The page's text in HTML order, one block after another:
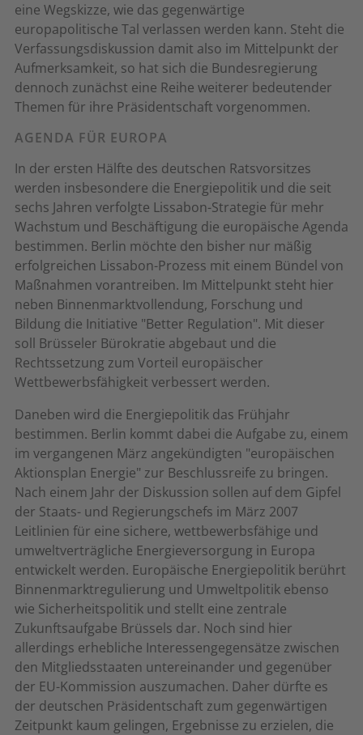
eine Wegskizze, wie das gegenwärtige
europapolitische Tal verlassen werden kann. Steht die
Verfassungsdiskussion damit also im Mittelpunkt der
Aufmerksamkeit, so hat sich die Bundesregierung
dennoch zunächst eine Reihe weiterer bedeutender
Themen für ihre Präsidentschaft vorgenommen.
AGENDA FÜR EUROPA
In der ersten Hälfte des deutschen Ratsvorsitzes
werden insbesondere die Energiepolitik und die seit
sechs Jahren verfolgte Lissabon-Strategie für mehr
Wachstum und Beschäftigung die europäische Agenda
bestimmen. Berlin möchte den bisher nur mäßig
erfolgreichen Lissabon-Prozess mit einem Bündel von
Maßnahmen vorantreiben. Im Mittelpunkt steht hier
neben Binnenmarktvollendung, Forschung und
Bildung die Initiative "Better Regulation". Mit dieser
soll Brüsseler Bürokratie abgebaut und die
Rechtssetzung zum Vorteil europäischer
Wettbewerbsfähigkeit verbessert werden.
Daneben wird die Energiepolitik das Frühjahr
bestimmen. Berlin kommt dabei die Aufgabe zu, einem
im vergangenen März angekündigten "europäischen
Aktionsplan Energie" zur Beschlussreife zu bringen.
Nach einem Jahr der Diskussion sollen auf dem Gipfel
der Staats- und Regierungschefs im März 2007
Leitlinien für eine sichere, wettbewerbsfähige und
umweltverträgliche Energieversorgung in Europa
entwickelt werden. Europäische Energiepolitik berührt
Binnenmarktregulierung und Umweltpolitik ebenso
wie Sicherheitspolitik und stellt eine zentrale
Zukunftsaufgabe Brüssels dar. Noch sind hier
allerdings erhebliche Interessengegensätze zwischen
den Mitgliedsstaaten untereinander und gegenüber
der EU-Kommission auszumachen. Daher dürfte es
der deutschen Präsidentschaft zum gegenwärtigen
Zeitpunkt kaum gelingen, Ergebnisse zu erzielen, die